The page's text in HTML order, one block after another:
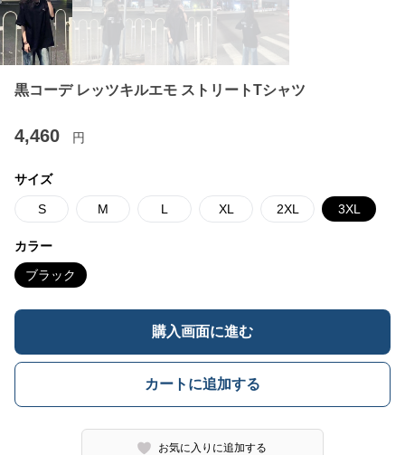
黒コーデ レッツキルエモ ストリートTシャツ
4,460 円
サイズ
S M L XL 2XL 3XL
カラー
ブラック
購入画面に進む
カートに追加する
お気に入りに追加する